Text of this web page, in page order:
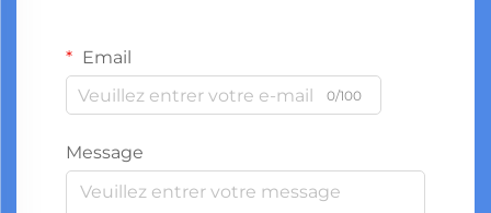
Email
0/100
Message